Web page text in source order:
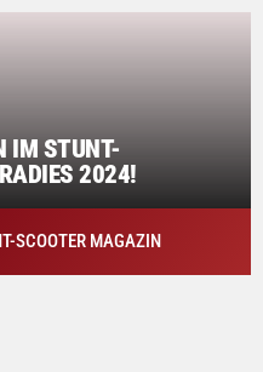
IM STUNT-
2024!
SCOOTER MAGAZIN